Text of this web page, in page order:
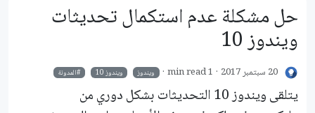
حل مشكلة عدم استكمال تحديثات
ويندوز 10
20 سبتمبر 2017 1 min read ويندوز ويندوز 10 المدونة
يتلقى ويندوز 10 التحديثات بشكل دوري من